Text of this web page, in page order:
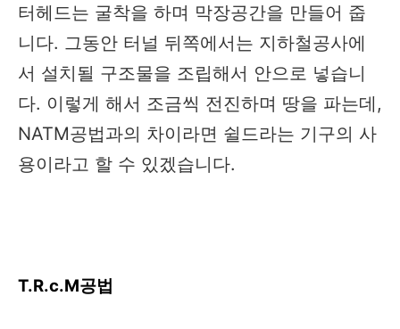
터헤드는 굴착을 하며 막장공간을 만들어 줍
니다. 그동안 터널 뒤쪽에서는 지하철공사에
서 설치될 구조물을 조립해서 안으로 넣습니
다. 이렇게 해서 조금씩 전진하며 땅을 파는데,
NATM공법과의 차이라면 쉴드라는 기구의 사
용이라고 할 수 있겠습니다.
T.R.c.M공법